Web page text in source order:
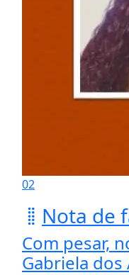
02
Nota de
Com pesar,
Gabriela dos